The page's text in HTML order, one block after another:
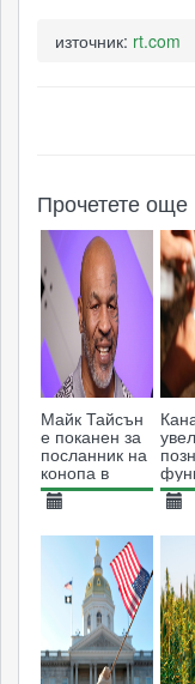
източник: rt.com
Прочетете още
Майк Тайсън
е поканен за
посланник на
конопа в
Малави
2075